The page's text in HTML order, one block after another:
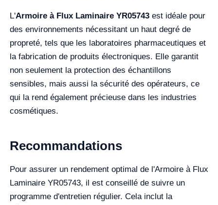
L'Armoire à Flux Laminaire YR05743 est idéale pour
des environnements nécessitant un haut degré de
propreté, tels que les laboratoires pharmaceutiques et
la fabrication de produits électroniques. Elle garantit
non seulement la protection des échantillons
sensibles, mais aussi la sécurité des opérateurs, ce
qui la rend également précieuse dans les industries
cosmétiques.
Recommandations
Pour assurer un rendement optimal de l'Armoire à Flux
Laminaire YR05743, il est conseillé de suivre un
programme d'entretien régulier. Cela inclut la